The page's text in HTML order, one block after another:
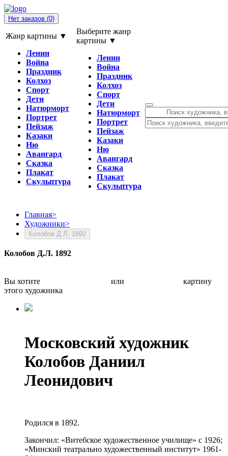
Нет заказов (0)
Жанр картины ▼
Ленин
Война
Праздник
Колхоз
Спорт
Дети
Натюрморт
Портрет
Пейзаж
Казаки
Ню
Авангард
Сказка
Плакат
Скульптура
Выберите жанр
картины ▼
Ленин
Война
Праздник
Колхоз
Спорт
Дети
Натюрморт
Портрет
Пейзаж
Казаки
Ню
Авангард
Сказка
Плакат
Скульптура
Главная>
Художники>
Колобов Д.Л. 1892
Колобов Д.Л. 1892
Вы хотите или
картину
этого художника
Московский художник
Колобов Даниил
Леонидович
Родился в 1892.
Закончил: «Витебское художественное училище» с 1926;
«Минский театрально художественный институт» 1961-